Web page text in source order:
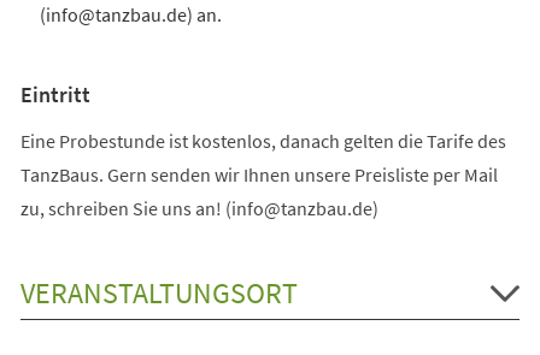
(info@tanzbau.de) an.
Eintritt
Eine Probestunde ist kostenlos, danach gelten die Tarife des
TanzBaus. Gern senden wir Ihnen unsere Preisliste per Mail
zu, schreiben Sie uns an! (info@tanzbau.de)
VERANSTALTUNGSORT